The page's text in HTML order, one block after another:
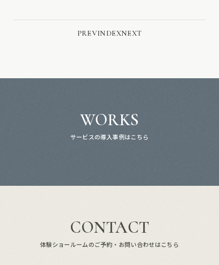
PREVINDEXNEXT
WORKS
サービスの導入事例はこちら
CONTACT
体験ショールームのご予約・お問い合わせはこちら